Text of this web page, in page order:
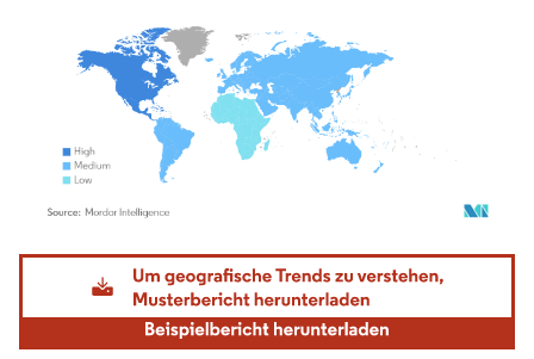
Bild © Mordor Intelligence. Wiederverwendung erfordert Namensnennung gemäß